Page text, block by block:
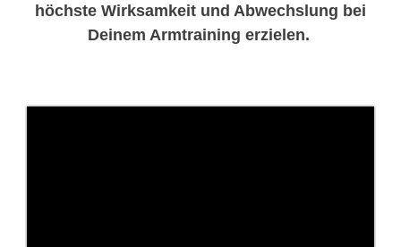
höchste Wirksamkeit und Abwechslung bei
Deinem Armtraining erzielen.